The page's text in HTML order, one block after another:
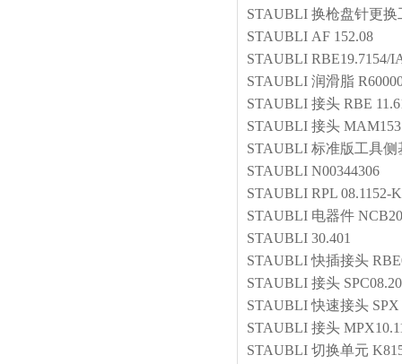
STAUBLI 换枪盘针更换
STAUBLI AF 152.08
STAUBLI RBE19.7154/
STAUBLI 润滑脂
STAUBLI 接头 RBE
STAUBLI 接头
STAUBLI 标准版工具侧
STAUBLI N00344306
STAUBLI RPL 08.1152-
STAUBLI 电器件
STAUBLI 30.401
STAUBLI 快插接头
STAUBLI 接头
STAUBLI 快速接头
STAUBLI 接头
STAUBLI 切换单元